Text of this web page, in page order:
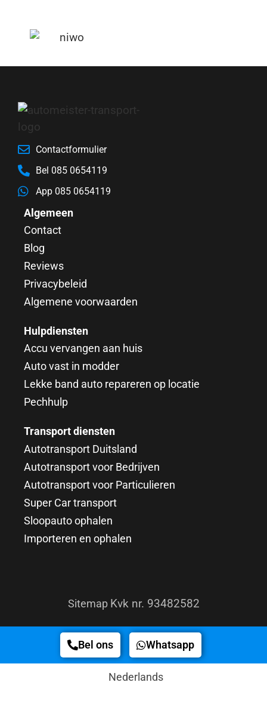
Contactformulier
Bel 085 0654119
App 085 0654119
Algemeen
Contact
Blog
Reviews
Privacybeleid
Algemene voorwaarden
Hulpdiensten
Accu vervangen aan huis
Auto vast in modder
Lekke band auto repareren op locatie
Pechhulp
Transport diensten
Autotransport Duitsland
Autotransport voor Bedrijven
Autotransport voor Particulieren
Super Car transport
Sloopauto ophalen
Importeren en ophalen
Sitemap Kvk nr. 93482582
Bel ons Whatsapp
Nederlands